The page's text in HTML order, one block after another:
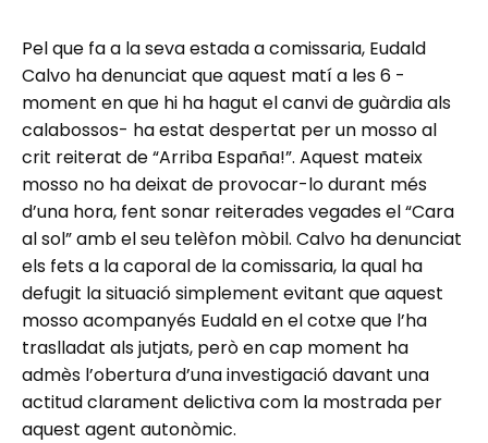
Pel que fa a la seva estada a comissaria, Eudald
Calvo ha denunciat que aquest matí a les 6 -
moment en que hi ha hagut el canvi de guàrdia als
calabossos- ha estat despertat per un mosso al
crit reiterat de “Arriba España!”. Aquest mateix
mosso no ha deixat de provocar-lo durant més
d’una hora, fent sonar reiterades vegades el “Cara
al sol” amb el seu telèfon mòbil. Calvo ha denunciat
els fets a la caporal de la comissaria, la qual ha
defugit la situació simplement evitant que aquest
mosso acompanyés Eudald en el cotxe que l’ha
traslladat als jutjats, però en cap moment ha
admès l’obertura d’una investigació davant una
actitud clarament delictiva com la mostrada per
aquest agent autonòmic.